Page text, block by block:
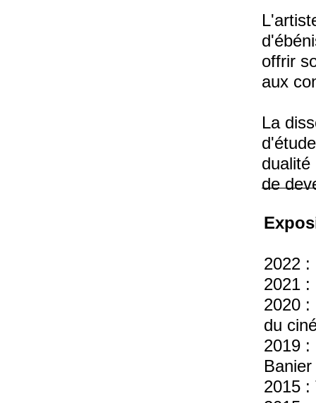
2022 :
2021
2020 :
du
2019
Banier
2015
offrir
aux
La
de
de la
ses
de
pièce